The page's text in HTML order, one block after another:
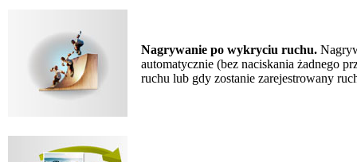
Nagrywanie po wykryciu ruchu.
automatycznie (bez naciskania żadnego
ruchu lub gdy zostanie zarejestrowany